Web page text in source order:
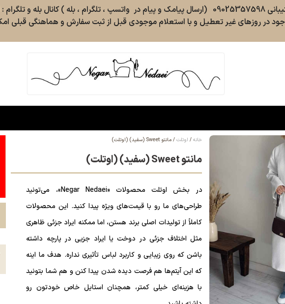
خانه اوتلت مانتو Sweet (سفید) (اوتلت)
مانتو Sweet (سفید) (اوتلت)
در بخش اوتلت محصولات «Negar Nedaei»، می‌تونید
طراحی‌های ما رو با قیمت‌های ویژه پیدا کنید. این محصولات
کاملاً از تولیدات اصلی برند هستن، اما ممکنه ایراد جزئی ظاهری
مثل اختلاف جزئی در دوخت یا ایراد جزیی در پارچه داشته
باشن که روی زیبایی و کاربرد لباس تأثیری نداره. هدف ما اینه
که این آیتم‌ها هم فرصت دیده شدن پیدا کنن و هم شما بتونید
با هزینه‌ای خیلی کمتر، همچنان استایل خاص خودتون رو
در روزهای غیر تعطیل و با استعلام موجودی قبل از ثبت سفارش و هماهنگی قبلی